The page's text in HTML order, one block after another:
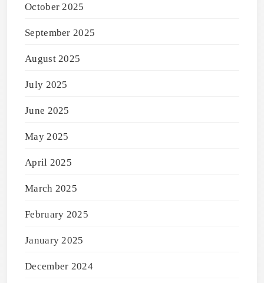
October 2025
September 2025
August 2025
July 2025
June 2025
May 2025
April 2025
March 2025
February 2025
January 2025
December 2024